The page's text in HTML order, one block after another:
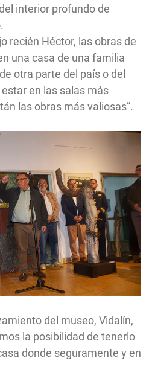
interior profundo de
recién Héctor, las obras de
una casa de una familia
otra parte del país o del
en las salas más
las obras más valiosas”.
del museo, Vidalín,
la posibilidad de tenerlo
donde seguramente y en